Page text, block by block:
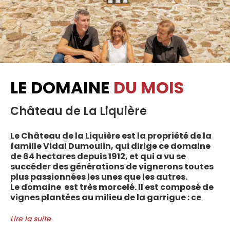
LE DOMAINE DU MOIS
Château de La Liquière
Le Château de la Liquière est la propriété de la
famille Vidal Dumoulin, qui dirige ce domaine
de 64 hectares depuis 1912, et qui a vu se
succéder des générations de vignerons toutes
plus passionnées les unes que les autres.
Le domaine est très morcelé. Il est composé de
vignes plantées au milieu de la garrigue : ce
entre les villages d’Autignac, Caussiniojouls,
Lire la suite